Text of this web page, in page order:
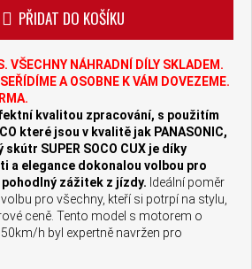
PŘIDAT DO KOŠÍKU
VŠECHNY NÁHRADNÍ DÍLY SKLADEM.
A OSOBNE K VÁM DOVEZEME.
kvalitou zpracování, s použitím
které jsou v kvalitě jak PANASONIC,
skútr SUPER SOCO CUX je díky
a elegance dokonalou volbou pro
zážitek z jízdy. Ideální poměr
pro všechny, kteří si potrpí na stylu,
ceně. Tento model s motorem o
h byl expertně navržen pro